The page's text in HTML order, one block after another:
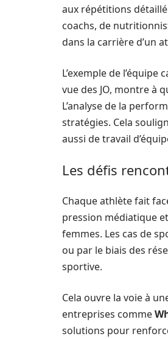
aux répétitions
coachs, de
dans la carrière d’un
L’exemple de
vue des JO, montre à
L’analyse de la
stratégies. Cela
aussi de travail
Les défis
Chaque athlète fait
pression médiatique
femmes. Les cas de
ou par le biais des
sportive.
Cela ouvre la voie à
entreprises comme
solutions pour